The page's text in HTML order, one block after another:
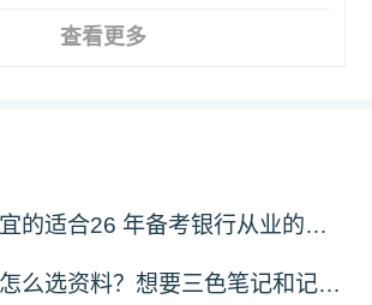
查看更多
想找一家便宜的适合26 年备考银行从业的刷题题库，求推荐！
证券从业改怎么选资料？想要三色笔记和记忆口诀资料哪里有？